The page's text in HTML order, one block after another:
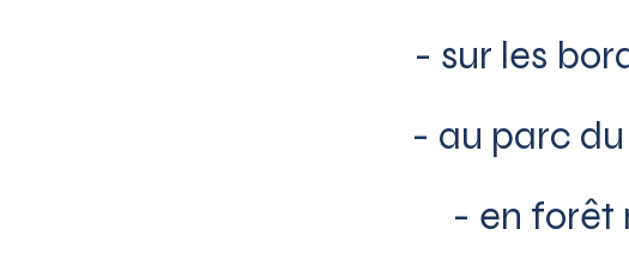
- sur les
- au parc
- en forêt